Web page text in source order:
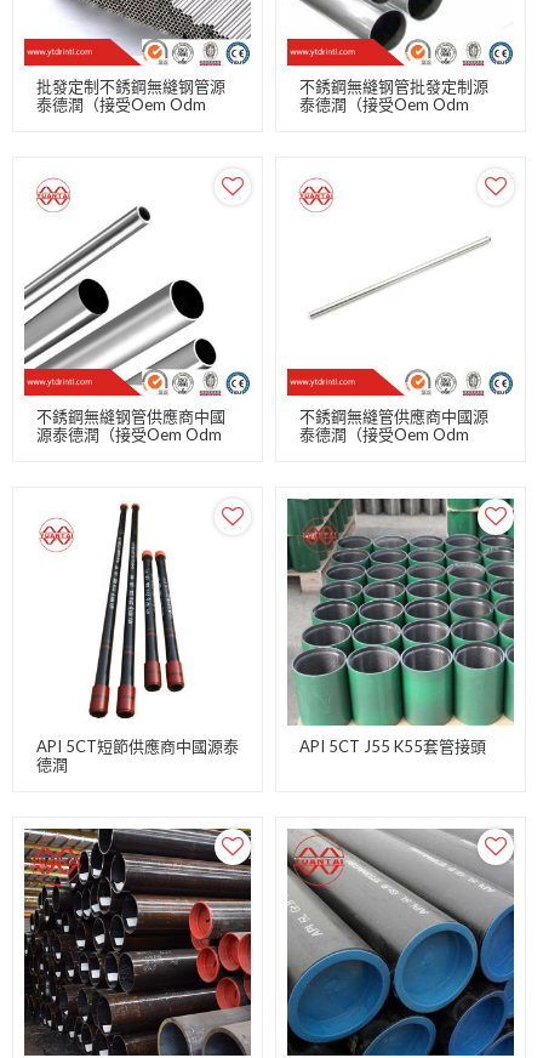
批發定制不銹鋼無縫钢管源
泰德潤（接受Oem Odm
不銹鋼無縫钢管批發定制源
泰德潤（接受Oem Odm
不銹鋼無縫钢管供應商中國
源泰德潤（接受Oem Odm
不銹鋼無縫管供應商中國源
泰德潤（接受Oem Odm
API 5CT短節供應商中國源泰
德潤
API 5CT J55 K55套管接頭